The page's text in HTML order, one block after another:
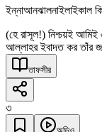
ইন্নাআনঝালনাইলাইকাল
(হে রাসূল!) নিশ্চয়ই আমিই
আল্লাহর ইবাদত কর তাঁর
তাফসীর
৩